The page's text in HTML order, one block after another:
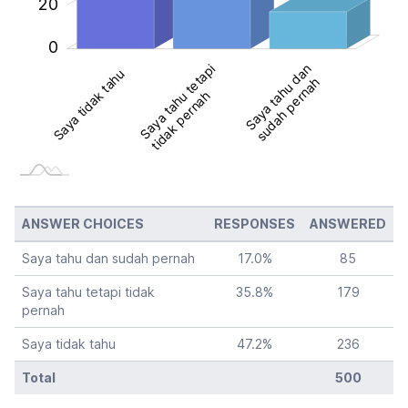
0
Saya tahu tetapi
tidak pernah Saya tahu dan
sudah pernah
Saya tahu tetapi
tidak pernah
Saya tidak tahu
ANSWER CHOICES RESPONSES ANSWERED
Saya tahu dan sudah pernah 17.0% 85
Saya tahu tetapi tidak
pernah
35.8% 179
Saya tidak tahu 47.2% 236
Total 500